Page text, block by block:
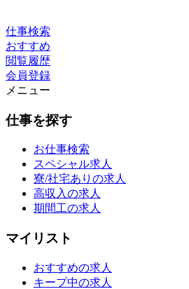
仕事検索
おすすめ
閲覧履歴
会員登録
メニュー
仕事を探す
お仕事検索
スペシャル求人
寮/社宅ありの求人
高収入の求人
期間工の求人
マイリスト
おすすめの求人
キープ中の求人